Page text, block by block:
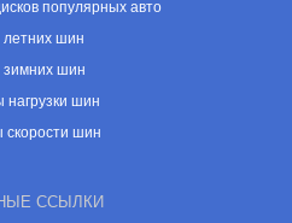
популярных авто
летних шин
зимних шин
нагрузки шин
скорости шин
ССЫЛКИ